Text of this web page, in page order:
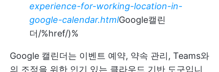
experience-for-working-location-in-
google-calendar.htmlGoogle캘린
더/%href/)%
Google 캘린더는 이벤트 예약, 약속 관리, Teams와
의 조정을 위한 인기 있는 클라우드 기반 도구입니